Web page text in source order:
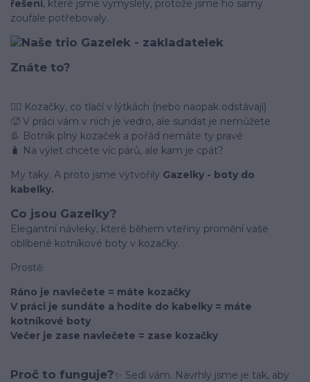
řešení, které jsme vymyslely, protože jsme ho samy
zoufale potřebovaly.
Znáte to?
🤦‍♀️ Kozačky, co tlačí v lýtkách (nebo naopak odstávají)
🥵 V práci vám v nich je vedro, ale sundat je nemůžete
👢 Botník plný kozaček a pořád nemáte ty pravé
🧳 Na výlet chcete víc párů, ale kam je cpát?
My taky. A proto jsme vytvořily Gazelky - boty do
kabelky.
Co jsou Gazelky?
Elegantní návleky, které během vteřiny promění vaše
oblíbené kotníkové boty v kozačky.
Prostě:
Ráno je navlečete = máte kozačky
V práci je sundáte a hodíte do kabelky = máte
kotníkové boty
Večer je zase navlečete = zase kozačky
Proč to funguje?✨ Sedí vám. Navrhly jsme je tak, aby